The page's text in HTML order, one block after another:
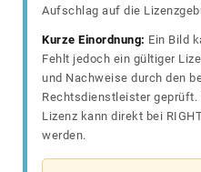
Aufschlag auf die
Kurze Einordnung: Ein Bild
Fehlt jedoch ein gültiger
und Nachweise durch den
Rechtsdienstleister geprüft.
Lizenz kann direkt bei
werden.